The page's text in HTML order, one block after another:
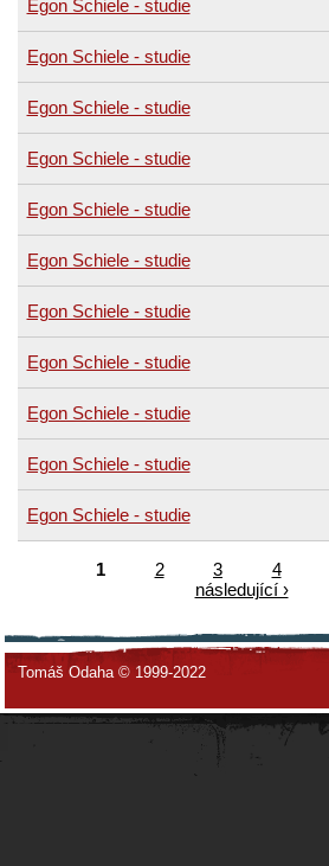
Egon Schiele - studie
Egon Schiele - studie
Egon Schiele - studie
Egon Schiele - studie
Egon Schiele - studie
Egon Schiele - studie
Egon Schiele - studie
Egon Schiele - studie
Egon Schiele - studie
Egon Schiele - studie
Egon Schiele - studie
1 2 3 4
následující ›
Tomáš Odaha © 1999-2022